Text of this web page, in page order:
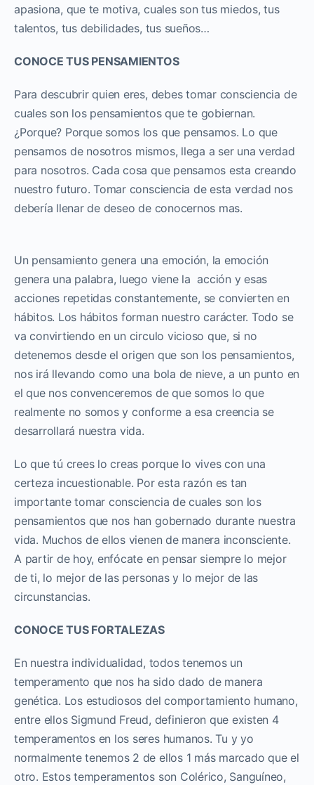
apasiona, que te motiva, cuales son tus miedos, tus
talentos, tus debilidades, tus sueños…
CONOCE TUS PENSAMIENTOS
Para descubrir quien eres, debes tomar consciencia de
cuales son los pensamientos que te gobiernan.
¿Porque? Porque somos los que pensamos. Lo que
pensamos de nosotros mismos, llega a ser una verdad
para nosotros. Cada cosa que pensamos esta creando
nuestro futuro. Tomar consciencia de esta verdad nos
debería llenar de deseo de conocernos mas.
Un pensamiento genera una emoción, la emoción
genera una palabra, luego viene la acción y esas
acciones repetidas constantemente, se convierten en
hábitos. Los hábitos forman nuestro carácter. Todo se
va convirtiendo en un circulo vicioso que, si no
detenemos desde el origen que son los pensamientos,
nos irá llevando como una bola de nieve, a un punto en
el que nos convenceremos de que somos lo que
realmente no somos y conforme a esa creencia se
desarrollará nuestra vida.
Lo que tú crees lo creas porque lo vives con una
certeza incuestionable. Por esta razón es tan
importante tomar consciencia de cuales son los
pensamientos que nos han gobernado durante nuestra
vida. Muchos de ellos vienen de manera inconsciente.
A partir de hoy, enfócate en pensar siempre lo mejor
de ti, lo mejor de las personas y lo mejor de las
circunstancias.
CONOCE TUS FORTALEZAS
En nuestra individualidad, todos tenemos un
temperamento que nos ha sido dado de manera
genética. Los estudiosos del comportamiento humano,
entre ellos Sigmund Freud, definieron que existen 4
temperamentos en los seres humanos. Tu y yo
normalmente tenemos 2 de ellos 1 más marcado que el
otro. Estos temperamentos son Colérico, Sanguíneo,